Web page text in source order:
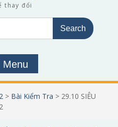
thay đổi
Menu
> Bài Kiểm Tra > 29.10 SIÊU